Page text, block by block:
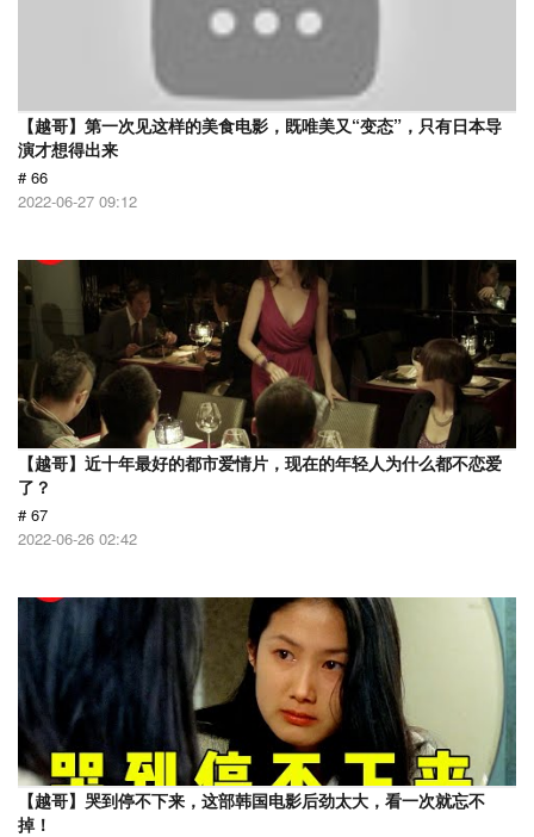
【越哥】第一次见这样的美食电影，既唯美又“变态”，只有日本导
演才想得出来
# 66
2022-06-27 09:12
【越哥】近十年最好的都市爱情片，现在的年轻人为什么都不恋爱
了？
# 67
2022-06-26 02:42
【越哥】哭到停不下来，这部韩国电影后劲太大，看一次就忘不
掉！